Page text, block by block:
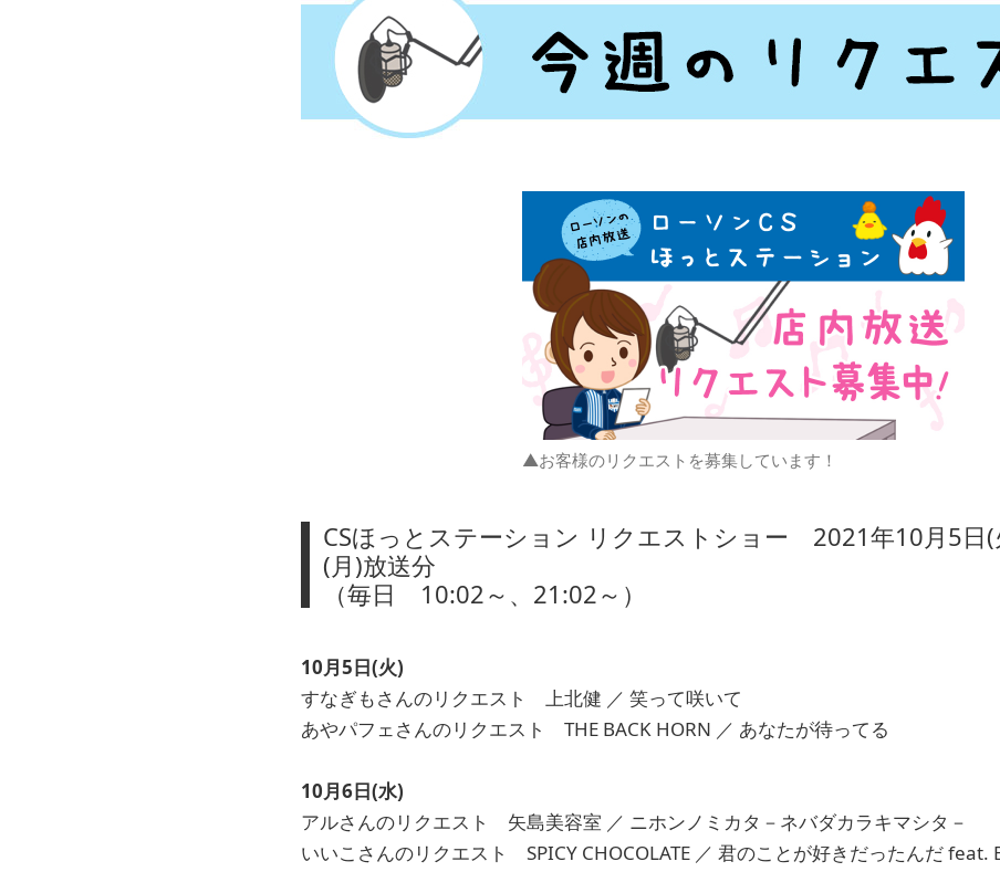
▲お客様のリクエストを募集しています！
CSほっとステーション リクエストショー 2021年10月5日(
(月)放送分
（毎日 10:02～、21:02～）
10月5日(火)
すなぎもさんのリクエスト 上北健 ／ 笑って咲いて
あやパフェさんのリクエスト THE BACK HORN ／ あなたが待ってる
10月6日(水)
アルさんのリクエスト 矢島美容室 ／ ニホンノミカタ－ネバダカラキマシタ－
いいこさんのリクエスト SPICY CHOCOLATE ／ 君のことが好きだったんだ feat.